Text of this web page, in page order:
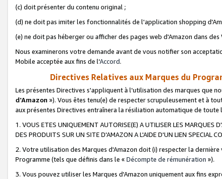
(c) doit présenter du contenu original ;
(d) ne doit pas imiter les fonctionnalités de l'application shopping
(e) ne doit pas héberger ou afficher des pages web d'Amazon dans
Nous examinerons votre demande avant de vous notifier son
Mobile acceptée aux fins de l'Accord.
Directives Relatives aux Marques du
Les présentes Directives s'appliquent à l'utilisation des marques que
d'Amazon »). Vous êtes tenu(e) de respecter scrupuleusement et à
aux présentes Directives entraînera la résiliation automatique de
1. VOUS ETES UNIQUEMENT AUTORISE(E) A UTILISER LES MARQUES
DES PRODUITS SUR UN SITE D'AMAZON A L'AIDE D'UN LIEN SPECIAL
2. Votre utilisation des Marques d'Amazon doit (i) respecter la
Programme (tels que définis dans le « Décompte de rémunération »).
3. Vous pouvez utiliser les Marques d'Amazon uniquement aux fins